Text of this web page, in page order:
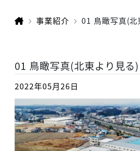
事業紹介 01 鳥瞰写真(
01 鳥瞰写真(北東より見る
2022年05月26日